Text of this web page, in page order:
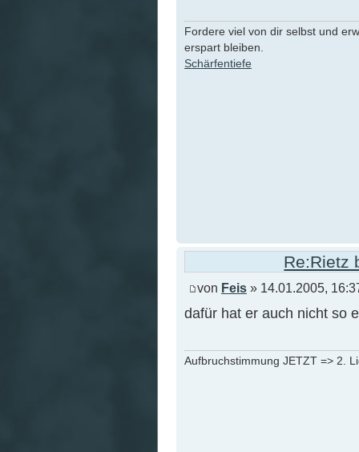
Fordere viel von dir selbst und
erspart bleiben.
Schärfentiefe
Re:Rietz
von Feis » 14.01.2005,
dafür hat er auch nicht so
Aufbruchstimmung JETZT => 2.